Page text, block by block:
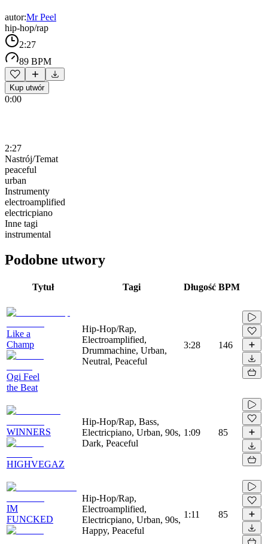
autor:Mr Peel
hip-hop/rap
2:27
89 BPM
Kup utwór
0:00
2:27
Nastrój/Temat
peaceful
urban
Instrumenty
electroamplified
electricpiano
Inne tagi
instrumental
Podobne utwory
Tytuł Tagi Długość BPM
Like a
Champ
Ogi Feel
the Beat
Hip-Hop/Rap,
Electroamplified,
Drummachine, Urban,
Neutral, Peaceful
3:28 146
WINNERS
HIGHVEGAZ
Hip-Hop/Rap, Bass,
Electricpiano, Urban, 90s,
Dark, Peaceful
1:09 85
IM
FUNCKED
Hip-Hop/Rap,
Electroamplified,
Electricpiano, Urban, 90s,
Happy, Peaceful
1:11 85